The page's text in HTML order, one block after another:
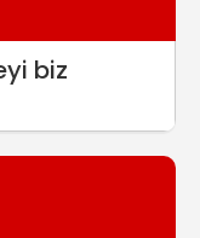
biz